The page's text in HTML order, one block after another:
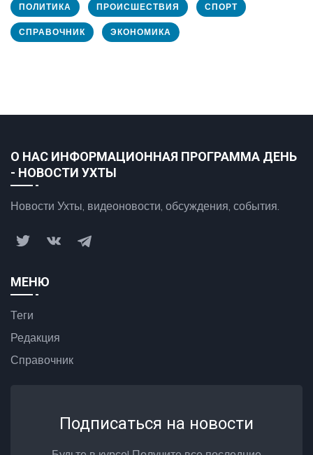
ПОЛИТИКА ПРОИСШЕСТВИЯ СПОРТ
СПРАВОЧНИК ЭКОНОМИКА
О НАС ИНФОРМАЦИОННАЯ ПРОГРАММА ДЕНЬ
- НОВОСТИ УХТЫ
Новости Ухты, видеоновости, обсуждения, события.
МЕНЮ
Теги
Редакция
Справочник
Подписаться на новости